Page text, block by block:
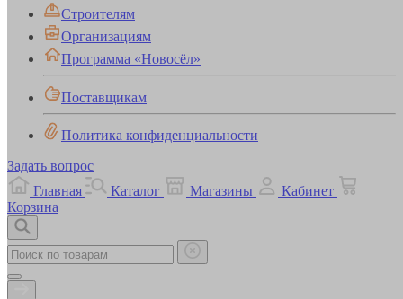
Строителям
Организациям
Программа «Новосёл»
Поставщикам
Политика конфиденциальности
Задать вопрос
Главная
Каталог Магазины
Кабинет
Корзина